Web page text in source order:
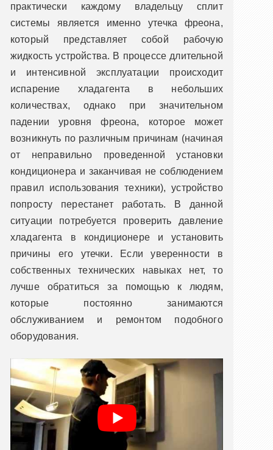
практически каждому владельцу сплит
системы является именно утечка фреона,
который представляет собой рабочую
жидкость устройства. В процессе длительной
и интенсивной эксплуатации происходит
испарение хладагента в небольших
количествах, однако при значительном
падении уровня фреона, которое может
возникнуть по различным причинам (начиная
от неправильно проведенной установки
кондиционера и заканчивая не соблюдением
правил использования техники), устройство
попросту перестанет работать. В данной
ситуации потребуется проверить давление
хладагента в кондиционере и установить
причины его утечки. Если уверенности в
собственных технических навыках нет, то
лучше обратиться за помощью к людям,
которые постоянно занимаются
обслуживанием и ремонтом подобного
оборудования.